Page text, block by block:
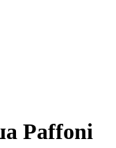
Paffoni